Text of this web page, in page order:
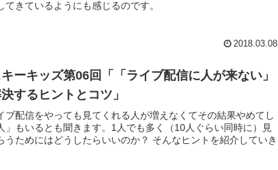
てきているようにも感じるのです。
2018.03.08
ーキッズ第06回「「ライブ配信に人が来ない」
するヒントとコツ」
ブ配信をやっても見てくれる人が増えなくてその結果やめてし
」もいるとも聞きます。1人でも多く（10人ぐらい同時に）見
うためにはどうしたらいいのか？ そんなヒントを紹介していき